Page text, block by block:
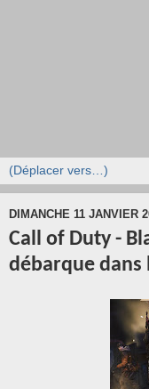
DIMANCHE 11 JANVIER
Call of Duty -
débarque dans